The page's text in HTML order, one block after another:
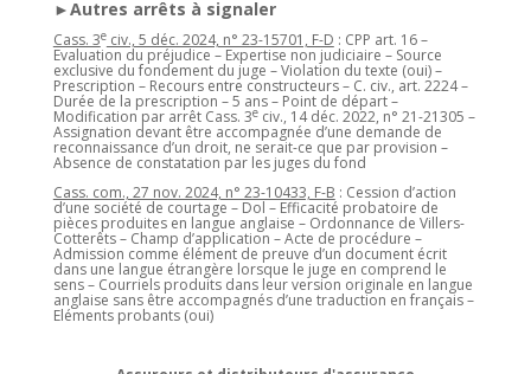
►Autres arrêts à signaler
Cass. 3eciv., 5 déc. 2024, n° 23-15701, F-D : CPP art. 16 –
Evaluation du préjudice – Expertise non judiciaire – Source
exclusive du fondement du juge – Violation du texte (oui) –
Prescription – Recours entre constructeurs – C. civ., art. 2224 –
Durée de la prescription – 5 ans – Point de départ –
Modification par arrêt Cass. 3eciv., 14 déc. 2022, n° 21-21305 –
Assignation devant être accompagnée d’une demande de
reconnaissance d’un droit, ne serait-ce que par provision –
Absence de constatation par les juges du fond
Cass. com., 27 nov. 2024, n° 23-10433, F-B : Cession d’action
d’une société de courtage – Dol – Efficacité probatoire de
pièces produites en langue anglaise – Ordonnance de Villers-
Cotterêts – Champ d’application – Acte de procédure –
Admission comme élément de preuve d’un document écrit
dans une langue étrangère lorsque le juge en comprend le
sens – Courriels produits dans leur version originale en langue
anglaise sans être accompagnés d’une traduction en français –
Eléments probants (oui)